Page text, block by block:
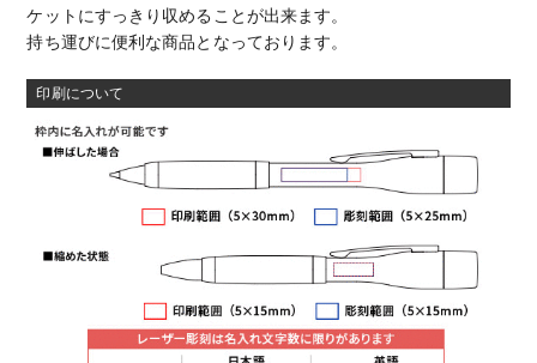
ケットにすっきり収めることが出来ます。
持ち運びに便利な商品となっております。
印刷について